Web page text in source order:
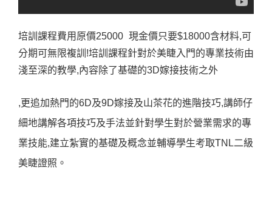
培訓課程費用原價25000 現金價只要$18000含材料,可
分期可無限複訓!培訓課程針對於美睫入門的專業技術由
淺至深的教學,內容除了基礎的3D嫁接技術之外
,更追加熱門的6D及9D嫁接及山茶花的進階技巧,講師仔
細地講解各項技巧及手法並針對學生對於營業需求的專
業技能,建立紮實的基礎及概念並輔導學生考取TNL二級
美睫證照。